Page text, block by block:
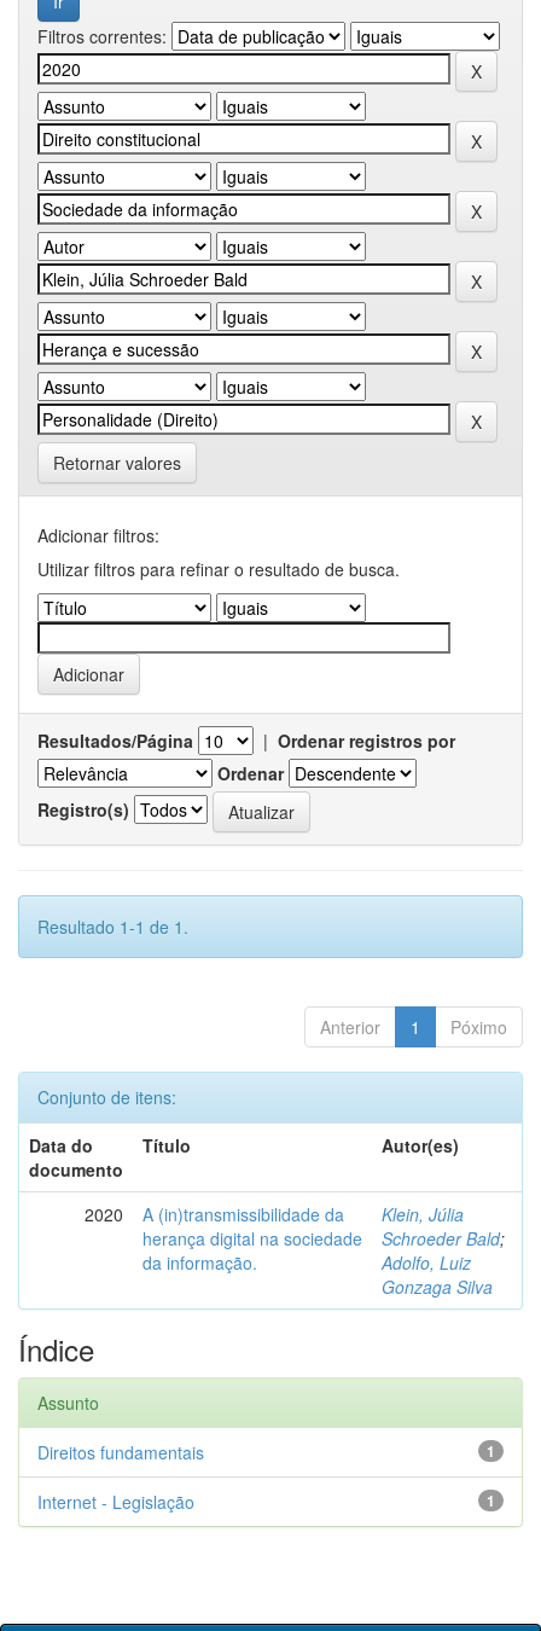
Filtros correntes:
Retornar valores
Adicionar filtros:
Utilizar filtros para refinar o resultado de busca.
Resultados/Página | Ordenar registros por
Ordenar
Registro(s)
Resultado 1-1 de 1.
Anterior 1 Póximo
Conjunto de itens:
Data do
documento
Título Autor(es)
2020
A (in)transmissibilidade da
herança digital na sociedade
da informação.
Klein, Júlia
Schroeder Bald;
Adolfo, Luiz
Gonzaga Silva
Índice
Assunto
1
Direitos fundamentais
1
Internet - Legislação